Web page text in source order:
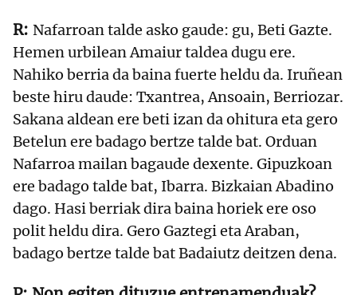
Nafarroan talde asko gaude: gu, Beti Gazte.
Hemen urbilean Amaiur taldea dugu ere.
Nahiko berria da baina fuerte heldu da. Iruñean
beste hiru daude: Txantrea, Ansoain, Berriozar.
Sakana aldean ere beti izan da ohitura eta gero
Betelun ere badago bertze talde bat. Orduan
Nafarroa mailan bagaude dexente. Gipuzkoan
ere badago talde bat, Ibarra. Bizkaian Abadino
dago. Hasi berriak dira baina horiek ere oso
polit heldu dira. Gero Gaztegi eta Araban,
badago bertze talde bat Badaiutz deitzen dena.